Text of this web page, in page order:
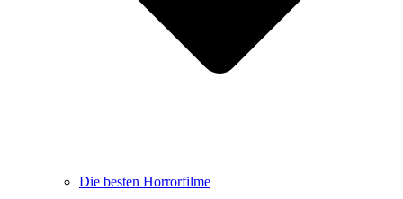
Die besten Horrorfilme